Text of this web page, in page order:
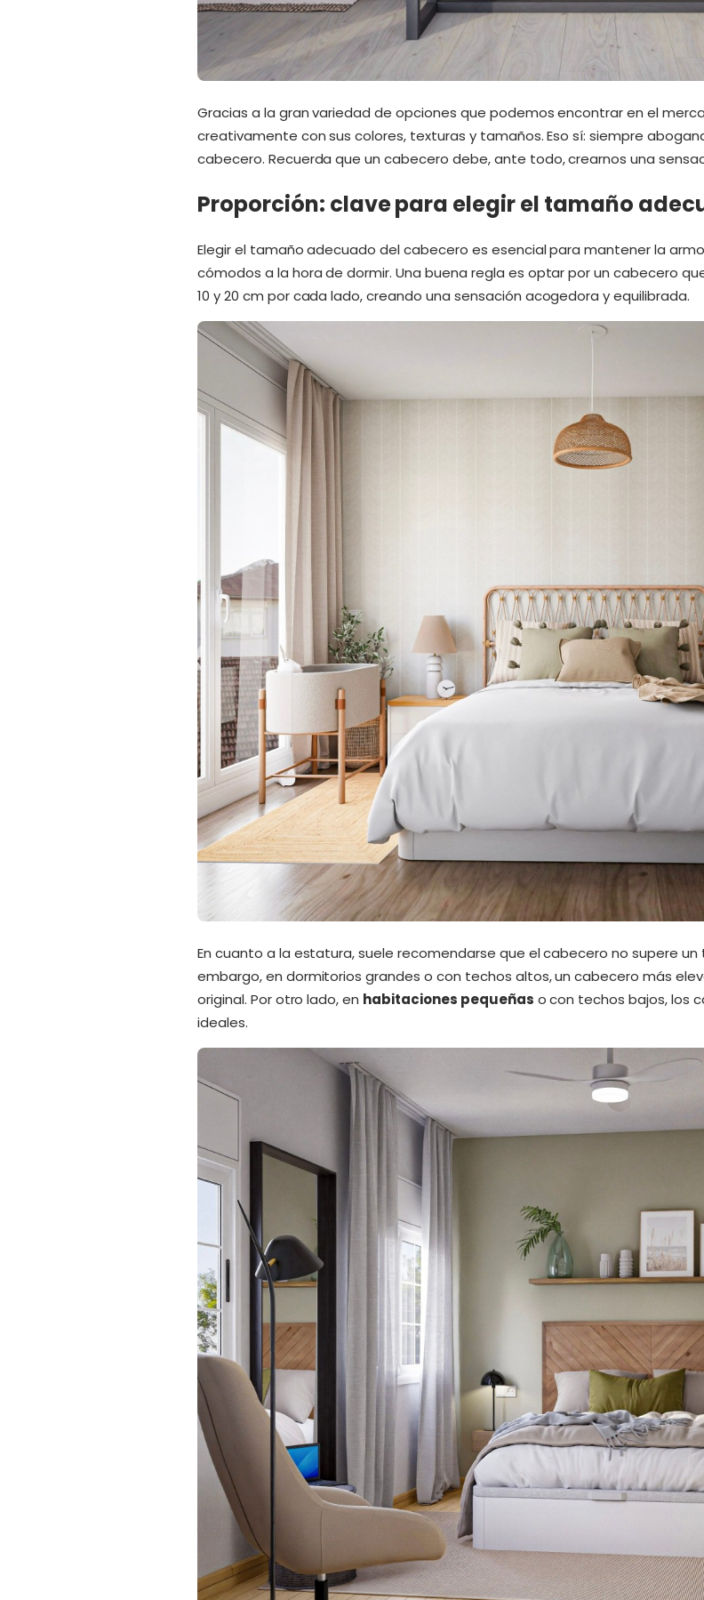
Gracias a la gran variedad de opciones que podemos encontrar en el
creativamente con sus colores, texturas y tamaños. Eso sí: siempre
cabecero. Recuerda que un cabecero debe, ante todo, crearnos una
Proporción: clave para elegir el tamaño
Elegir el tamaño adecuado del cabecero es esencial para mantener la
cómodos a la hora de dormir. Una buena regla es optar por un cabecero
10 y 20 cm por cada lado, creando una sensación acogedora y equilibrada.
En cuanto a la estatura, suele recomendarse que el cabecero no supere
embargo, en dormitorios grandes o con techos altos, un cabecero más
original. Por otro lado, en habitaciones pequeñas o con techos bajos, los
ideales.